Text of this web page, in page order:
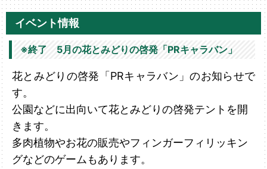
イベント情報
※終了 5月の花とみどりの啓発「PRキャラバン」
花とみどりの啓発「PRキャラバン」のお知らせで
す。
公園などに出向いて花とみどりの啓発テントを開
きます。
多肉植物やお花の販売やフィンガーフィリッキン
グなどのゲームもあります。